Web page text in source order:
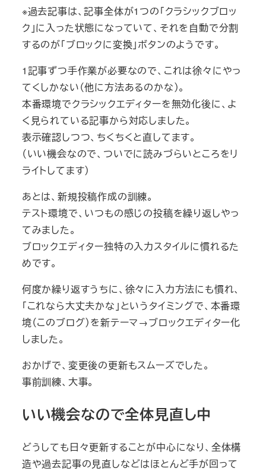
※過去記事は、記事全体が1つの「クラシックブロッ
ク」に入った状態になっていて、それを自動で分割
するのが「ブロックに変換」ボタンのようです。
1記事ずつ手作業が必要なので、これは徐々にやっ
てくしかない（他に方法あるのかな）。
本番環境でクラシックエディターを無効化後に、よ
く見られている記事から対応しました。
表示確認しつつ、ちくちくと直してます。
（いい機会なので、ついでに読みづらいところをリ
ライトしてます）
あとは、新規投稿作成の訓練。
テスト環境で、いつもの感じの投稿を繰り返しやっ
てみました。
ブロックエディター独特の入力スタイルに慣れるた
めです。
何度か繰り返すうちに、徐々に入力方法にも慣れ、
「これなら大丈夫かな」というタイミングで、本番環
境（このブログ）を新テーマ→ブロックエディター化
しました。
おかげで、変更後の更新もスムーズでした。
事前訓練、大事。
いい機会なので全体見直し中
どうしても日々更新することが中心になり、全体構
造や過去記事の見直しなどはほとんど手が回って